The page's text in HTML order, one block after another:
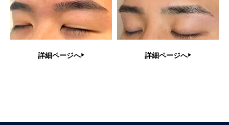
詳細ページへ 詳細ページへ